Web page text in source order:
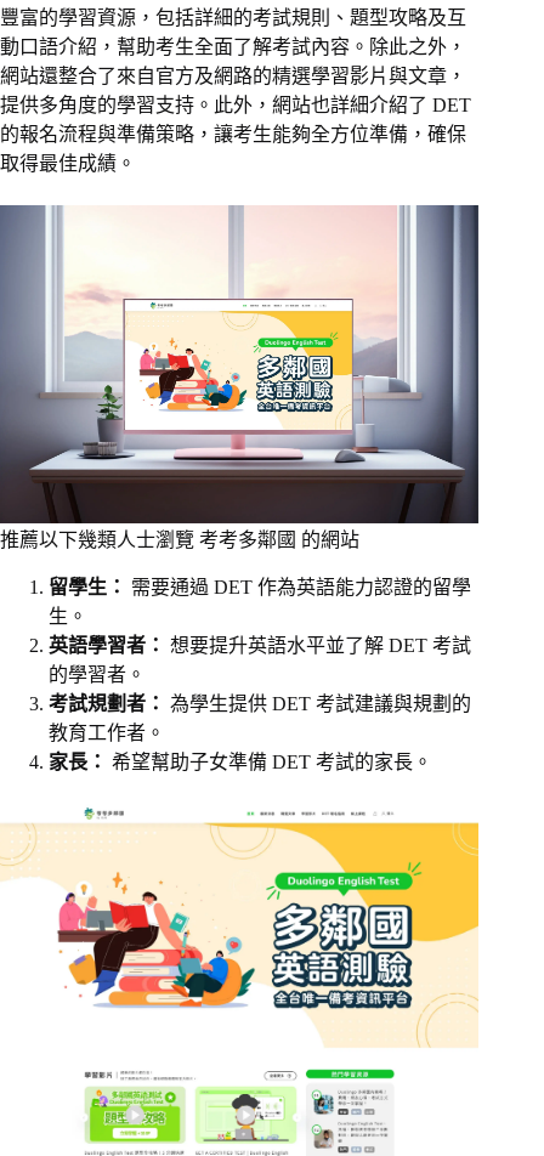
豐富的學習資源，包括詳細的考試規則、題型攻略及互
動口語介紹，幫助考生全面了解考試內容。除此之外，
網站還整合了來自官方及網路的精選學習影片與文章，
提供多角度的學習支持。此外，網站也詳細介紹了 DET
的報名流程與準備策略，讓考生能夠全方位準備，確保
取得最佳成績。
推薦以下幾類人士瀏覽 考考多鄰國 的網站
留學生：
需要通過 DET 作為英語能力認證的留學
生。
英語學習者： 想要提升英語水平並了解 DET 考試
的學習者。
考試規劃者： 為學生提供 DET 考試建議與規劃的
教育工作者。
家長： 希望幫助子女準備 DET 考試的家長。